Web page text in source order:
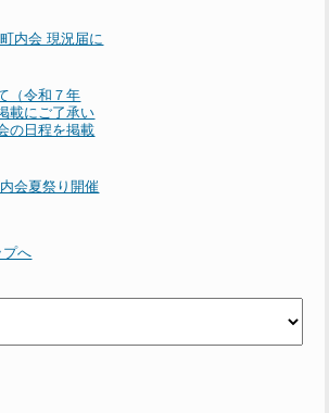
内会 現況届に
（令和７年
載にご了承い
の日程を掲載
会夏祭り開催
プへ